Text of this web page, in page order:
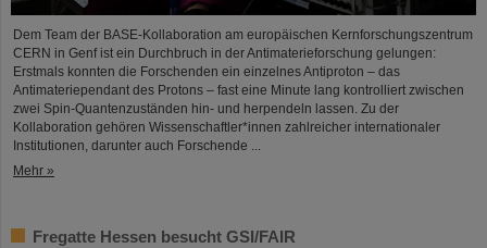
Dem Team der BASE-Kollaboration am europäischen Kernforschungszentrum
CERN in Genf ist ein Durchbruch in der Antimaterieforschung gelungen:
Erstmals konnten die Forschenden ein einzelnes Antiproton – das
Antimateriependant des Protons – fast eine Minute lang kontrolliert zwischen
zwei Spin-Quantenzuständen hin- und herpendeln lassen. Zu der
Kollaboration gehören Wissenschaftler*innen zahlreicher internationaler
Institutionen, darunter auch Forschende ...
Mehr »
Fregatte Hessen besucht GSI/FAIR